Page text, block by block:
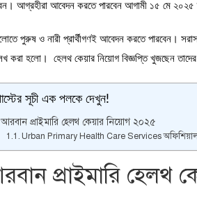
আগ্রহীরা আবেদন করতে পারবেন আগামী ১৫ মে
পুরুষ ও নারী প্রার্থীগণই আবেদন করতে পারবেন।
করা হলো। হেলথ কেয়ার নিয়োগ বিজ্ঞপ্তি খুজছেন
সূচী এক পলকে দেখুন!
আরবান প্রাইমারি হেলথ কেয়ার নিয়োগ ২০২৫
Urban Primary Health Care Services অফিশিয়াল
প্রাইমারি হেলথ